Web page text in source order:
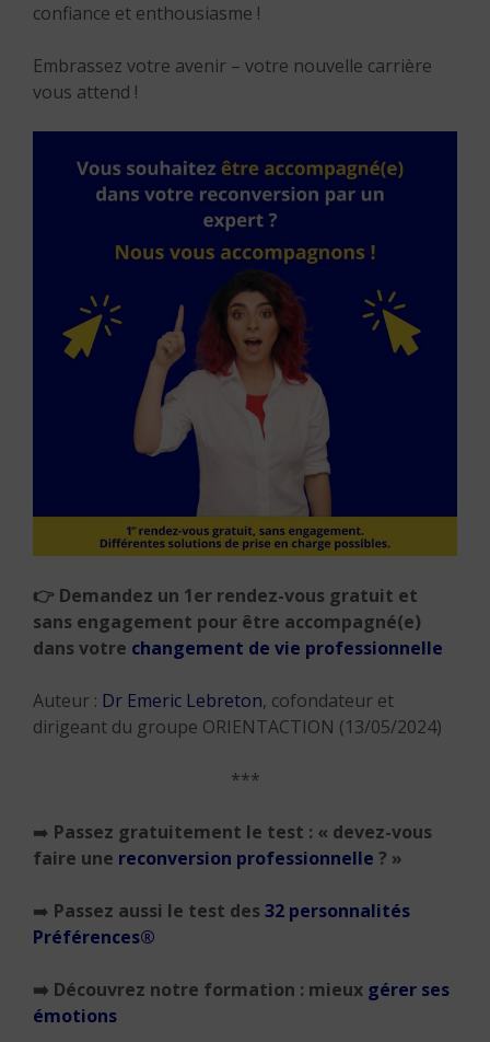
confiance et enthousiasme !
Embrassez votre avenir – votre nouvelle carrière
vous attend !
👉 Demandez un 1er rendez-vous gratuit et
sans engagement pour être accompagné(e)
dans votre changement de vie professionnelle
Auteur : Dr Emeric Lebreton, cofondateur et
dirigeant du groupe ORIENTACTION (13/05/2024)
***
➡️ Passez gratuitement le test : « devez-vous
faire une reconversion professionnelle ? »
➡️ Passez aussi le test des 32 personnalités
Préférences®
➡️ Découvrez notre formation : mieux gérer ses
émotions